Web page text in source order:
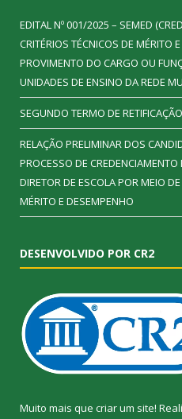
EDITAL Nº 001/2025 – SEMED
CRITÉRIOS TÉCNICOS DE MÉRITO
PROVIMENTO DO CARGO OU
UNIDADES DE ENSINO DA REDE
SEGUNDO TERMO DE
RELAÇÃO PRELIMINAR DOS
PROCESSO DE
DIRETOR DE ESCOLA POR MEIO
MÉRITO E DESEMPENHO
DESENVOLVIDO POR CR2
Muito mais que criar um site!